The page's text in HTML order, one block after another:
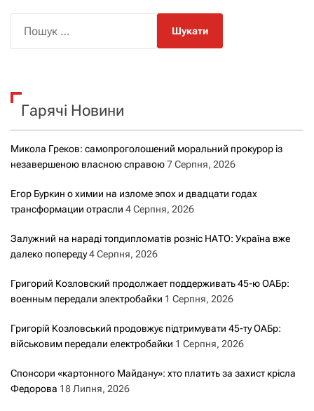
к
Гарячі Новини
Микола Греков: самопроголошений моральний прокурор із
незавершеною власною справою7 Серпня, 2026
Егор Буркин о химии на изломе эпох и двадцати годах
трансформации отрасли 4 Серпня, 2026
Залужний на нараді топдипломатів розніс НАТО: Україна вже
далеко попереду4 Серпня, 2026
Григорий Козловский продолжает поддерживать 45-ю ОАБр:
военным передали электробайки 1 Серпня, 2026
Григорій Козловський продовжує підтримувати 45-ту ОАБр:
військовим передали електробайки 1 Серпня, 2026
Спонсори «картонного Майдану»: хто платить за захист крісла
Федорова 18 Липня, 2026